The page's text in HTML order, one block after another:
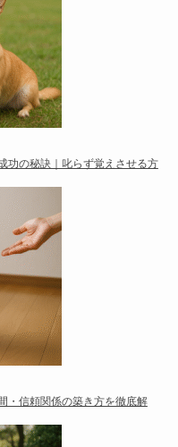
功の秘訣｜叱らず覚えさせる方
・信頼関係の築き方を徹底解